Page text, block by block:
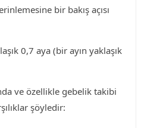
bir bakış açısı
0,7 aya (bir ayın yaklaşık
ve özellikle gebelik takibi
şöyledir: